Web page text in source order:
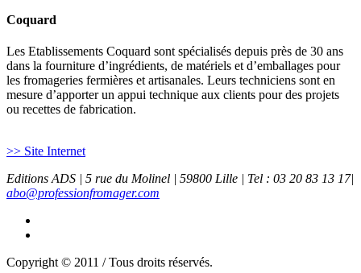
Coquard
Les Etablissements Coquard sont spécialisés depuis près de 30 ans
dans la fourniture d’ingrédients, de matériels et d’emballages pour
les fromageries fermières et artisanales. Leurs techniciens sont en
mesure d’apporter un appui technique aux clients pour des projets
ou recettes de fabrication.
>> Site Internet
Editions ADS | 5 rue du Molinel | 59800 Lille | Tel : 03 20 83 13 17|
abo@professionfromager.com
Copyright © 2011 / Tous droits réservés.